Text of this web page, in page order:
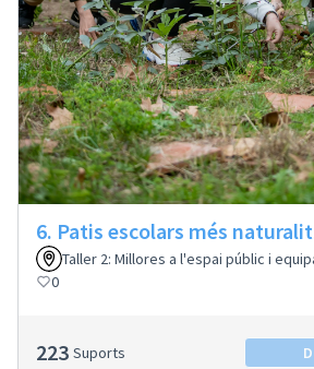
6. Patis escolars més
Taller 2: Millores a l'espai públic i
0
223 Suports